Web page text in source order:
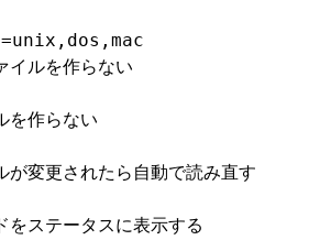
ルを作らない
作らない
変更されたら自動で読み直す
ステータスに表示する